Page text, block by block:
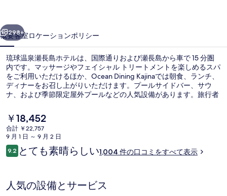
ホ
テ
ル
の
写
真
ギ
ャ
ラ
リ
次へ
298+
概要客室ロケーションポリシー
琉球温泉瀬長島ホテルは、国際通りおよび瀬長島から車で 15 分圏
内です。マッサージやフェイシャル トリートメントを楽しめるスパ
をご利用いただけるほか、Ocean Dining Kajinaでは朝食、ランチ、
ディナーをお召し上がりいただけます。プールサイドバー、サウ
ナ、および季節限定屋外プールなどの人気設備があります。旅行者
現
在
の
料
金
で
す
￥18,452
合計 ￥22,757
9 月 1 日 ～ 9 月 2 日
口
コ
9.210段階中9.2
とても素晴らしい1,004 件の口コミをすべて表示
人気の設備とサービス